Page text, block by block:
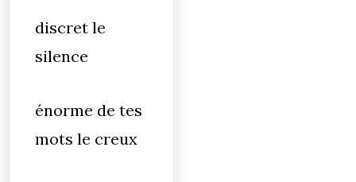
discret le
silence
énorme de tes
mots le creux